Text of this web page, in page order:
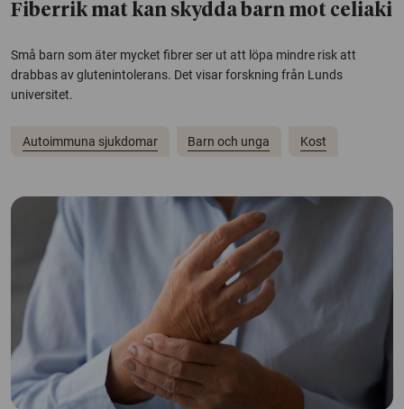
Fiberrik mat kan skydda barn mot celiaki
Små barn som äter mycket fibrer ser ut att löpa mindre risk att
drabbas av glutenintolerans. Det visar forskning från Lunds
universitet.
Autoimmuna sjukdomar Barn och unga Kost